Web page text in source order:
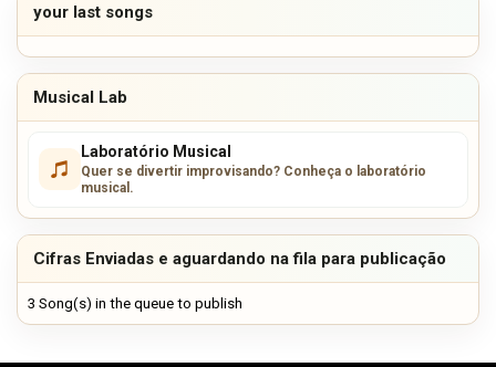
your last songs
Musical Lab
Laboratório Musical
Quer se divertir improvisando? Conheça o laboratório
musical.
Cifras Enviadas e aguardando na fila para publicação
3 Song(s) in the queue to publish